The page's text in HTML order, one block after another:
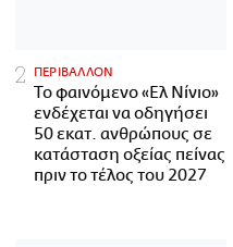
ΠΕΡΙΒΑΛΛΟΝ
Το φαινόμενο «Ελ Νίνιο»
ενδέχεται να οδηγήσει
50 εκατ. ανθρώπους σε
κατάσταση οξείας πείνας
πριν το τέλος του 2027